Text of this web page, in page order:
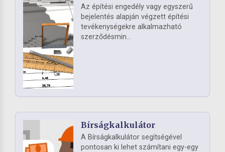
Az építési engedély vagy egyszerű
bejelentés alapján végzett építési
tevékenységekre alkalmazható
szerződésmin...
Bírságkalkulátor
A Bírságkalkulátor segítségével
pontosan ki lehet számítani egy-egy